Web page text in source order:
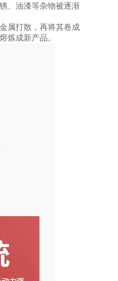
、油漆等杂物被逐渐
属打散，再将其卷成
炼成新产品。